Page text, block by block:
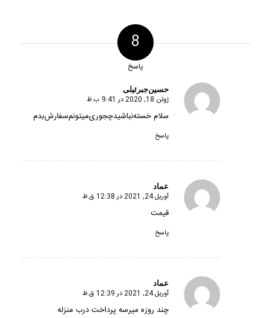
8
پاسخ
حسین‌جبرئیلی
گفته:ژوئن 18, 2020 در 9:41 ب.ظ
سلام خسته‌نباشیدچجوری‌میتونم‌سفارش‌بدم
پاسخ
عماد
گفته:
آوریل 24, 2021 در 12:38 ق.ظ
قیمت
پاسخ
عماد
گفته:
آوریل 24, 2021 در 12:39 ق.ظ
چند روزه میرسه پرداخت درب منزله